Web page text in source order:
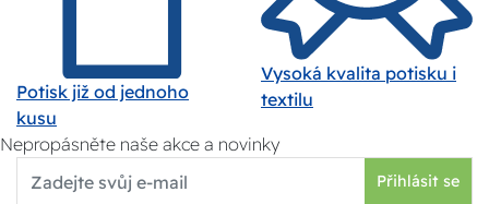
Potisk již od jednoho
kusu
Vysoká kvalita potisku i
textilu
Nepropásněte naše akce a novinky
Přihlásit se